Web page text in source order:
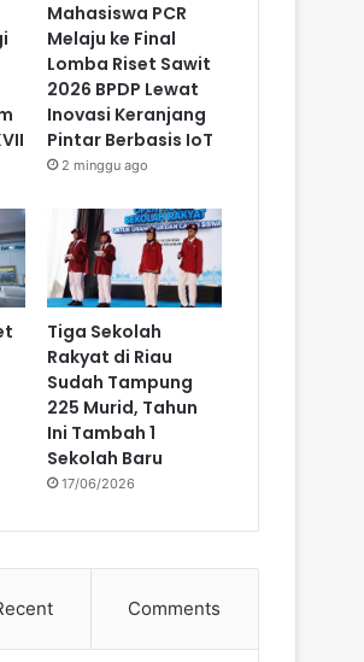
Mahasiswa PCR
Melaju ke Final
Lomba Riset Sawit
2026 BPDP Lewat
Inovasi Keranjang
Pintar Berbasis IoT
2 minggu ago
Tiga Sekolah
Rakyat di Riau
Sudah Tampung
225 Murid, Tahun
Ini Tambah 1
Sekolah Baru
17/06/2026
Comments